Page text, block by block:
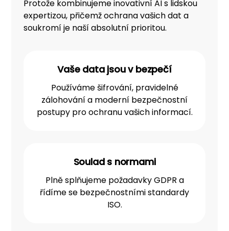
Protože kombinujeme inovativní AI s lidskou
expertizou, přičemž ochrana vašich dat a
soukromí je naší absolutní prioritou.
Vaše data jsou v bezpečí
Používáme šifrování, pravidelné
zálohování a moderní bezpečnostní
postupy pro ochranu vašich informací.
Soulad s normami
Plně splňujeme požadavky GDPR a
řídíme se bezpečnostními standardy
ISO.